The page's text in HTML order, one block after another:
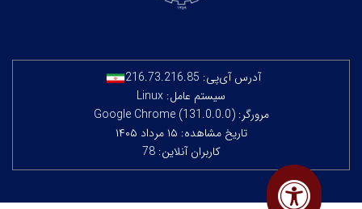
آدرس آی‌پی: 216.73.216.85
سیستم عامل: Linux
مرورگر: Google Chrome (131.0.0.0)
تاریخ مشاهده: ۱۵ مرداد ۱۴۰۵
کاربران آنلاین: 78